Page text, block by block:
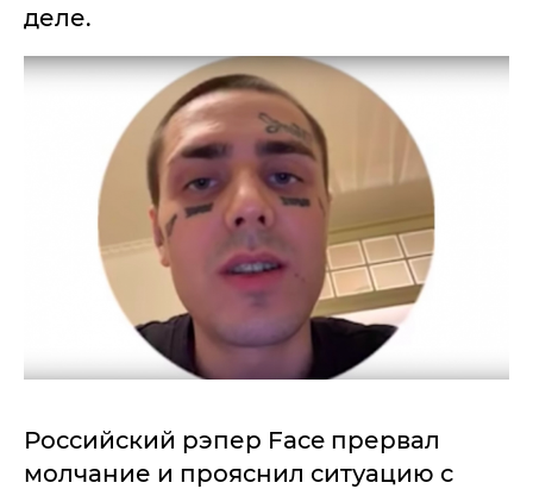
деле.
Российский рэпер Face прервал
молчание и прояснил ситуацию с